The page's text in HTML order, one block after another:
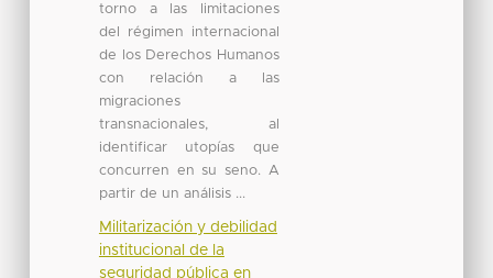
torno a las limitaciones
del régimen internacional
de los Derechos Humanos
con relación a las
migraciones
transnacionales, al
identificar utopías que
concurren en su seno. A
partir de un análisis ...
Militarización y debilidad
institucional de la
seguridad pública en